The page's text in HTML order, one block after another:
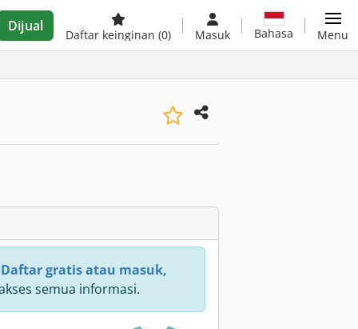
Dijual
Daftar keinginan (0) Masuk Bahasa Menu
Daftar gratis atau masuk,
semua informasi.